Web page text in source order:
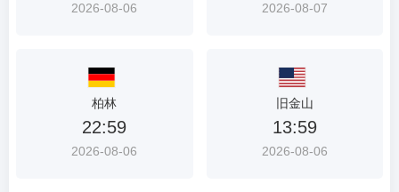
2026-08-06 2026-08-07
柏林
22:59
2026-08-06
旧金山
13:59
2026-08-06